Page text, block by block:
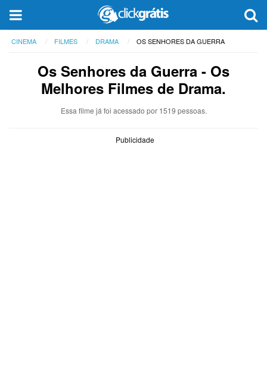
CINEMA FILMES DRAMA OS SENHORES DA GUERRA
Os Senhores da Guerra - Os
Melhores Filmes de Drama.
Essa filme já foi acessado por 1519 pessoas.
Publicidade